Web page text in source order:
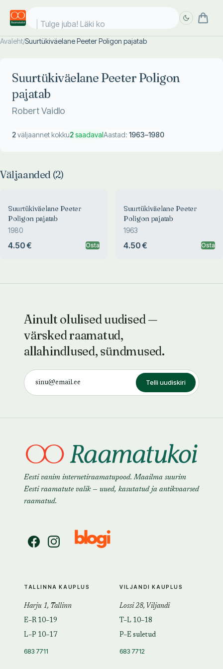
Tulge juba! Läki koo
Avaleht/Suurtükiväelane Peeter Poligon pajatab
Suurtükiväelane Peeter Poligon
pajatab
Robert Vaidlo
2väljaannet kokku2saadavalAastad: 1963–1980
Väljaanded (2)
Suurtükiväelane Peeter
Poligon pajatab
1980
4.50 € Osta
Suurtükiväelane Peeter
Poligon pajatab
1963
4.50 € Osta
Ainult olulised uudised —
värsked raamatud,
allahindlused, sündmused.
Telli uudiskiri
Eesti vanim internetiraamatupood. Maailma suurim
Eesti raamatute valik — uued, kasutatud ja antikvaarsed
raamatud.
TALLINNA KAUPLUS
Harju 1, Tallinn
E–R 10–19
L–P 10–17
683 7711
VILJANDI KAUPLUS
Lossi 28, Viljandi
T–L 10–18
P–E suletud
683 7712